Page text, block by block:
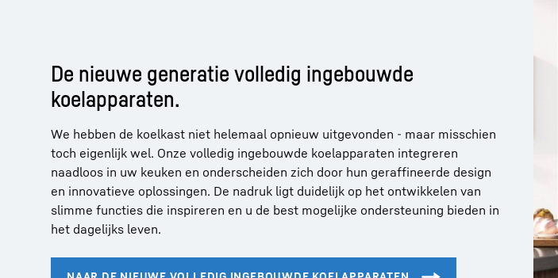
De nieuwe generatie volledig ingebouwde
koelapparaten.
We hebben de koelkast niet helemaal opnieuw uitgevonden - maar misschien
toch eigenlijk wel. Onze volledig ingebouwde koelapparaten integreren
naadloos in uw keuken en onderscheiden zich door hun geraffineerde design
en innovatieve oplossingen. De nadruk ligt duidelijk op het ontwikkelen van
slimme functies die inspireren en u de best mogelijke ondersteuning bieden in
het dagelijks leven.